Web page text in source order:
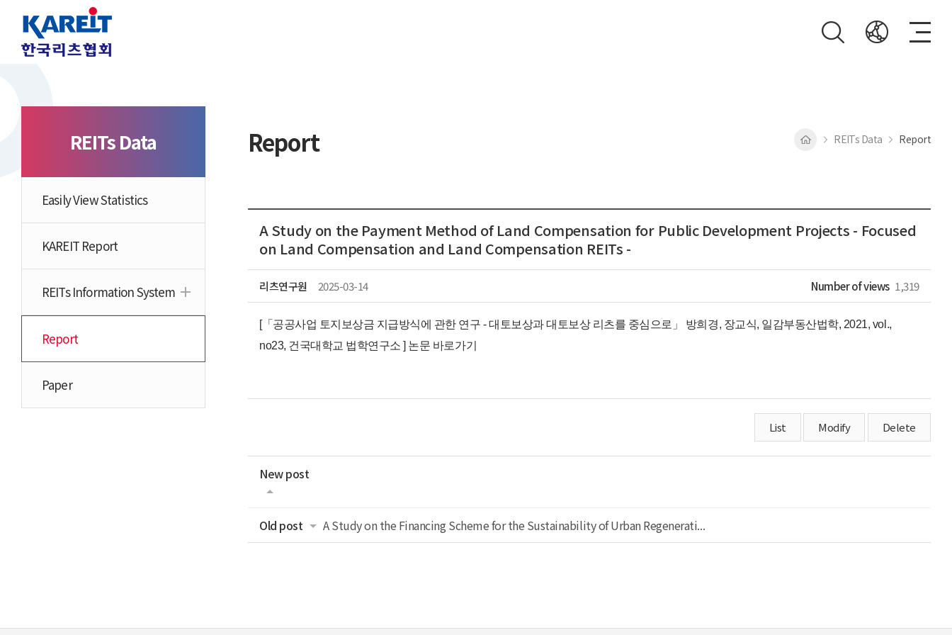
REITs Data
Easily View Statistics
KAREIT Report
REITs Information System
Report
Paper
Report REITs Data Report
A Study on the Payment Method of Land Compensation for Public Development Projects - Focused
on Land Compensation and Land Compensation REITs -
리츠연구원 2025-03-14 Number of views 1,319
[「공공사업 토지보상금 지급방식에 관한 연구 - 대토보상과 대토보상 리츠를 중심으로」 방희경, 장교식, 일감부동산법학, 2021, vol.,
no23, 건국대학교 법학연구소 ] 논문 바로가기
List Modify Delete
New post
Old post A Study on the Financing Scheme for the Sustainability of Urban Regenerati...